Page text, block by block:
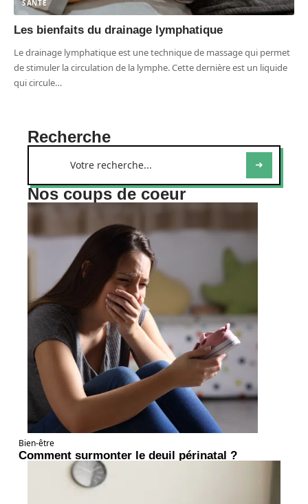
SANTÉ
Les bienfaits du drainage lymphatique
Le drainage lymphatique est une technique de massage qui permet
de stimuler la circulation de la lymphe. Cette dernière est un liquide
qui circule…
Recherche
Nos coups de coeur
Bien-être
Comment surmonter le deuil périnatal ?